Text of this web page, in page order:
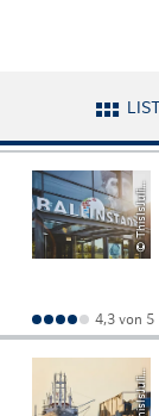
©
T
hi
s
I
s
J
uli
a
P
h
o
t
o
g
r
a
p
h
y
4,3 von 5
©
T
hi
s
I
s
J
a
P
h
o
t
o
g
r
a
p
h
y